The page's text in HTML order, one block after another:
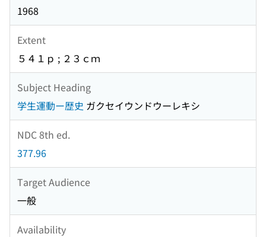
1968
Extent
５４１ｐ ; ２３ｃｍ
Subject Heading
学生運動ー歴史 ガクセイウンドウーレキシ
NDC 8th ed.
377.96
Target Audience
一般
Availability